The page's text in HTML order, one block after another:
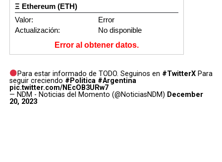
Ξ Ethereum (ETH)
Valor:
Error
Actualización:
No disponible
Error al obtener datos.
Para estar informado de TODO. Seguinos en #TwitterX Para
seguir creciendo #Politica #Argentina
pic.twitter.com/NEcOB3URw7
— NDM - Noticias del Momento (@NoticiasNDM) December
20, 2023